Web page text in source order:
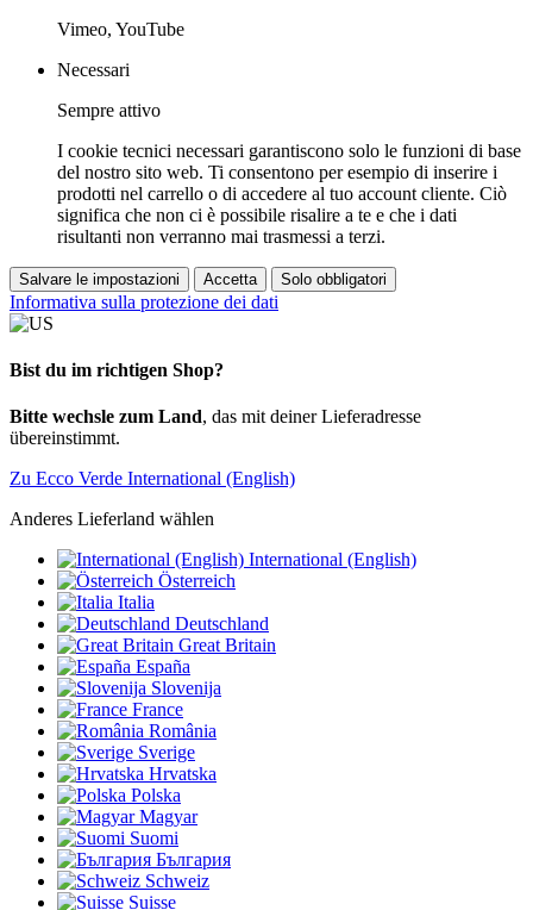
Vimeo, YouTube
Necessari
Sempre attivo
I cookie tecnici necessari garantiscono solo le funzioni di base
del nostro sito web. Ti consentono per esempio di inserire i
prodotti nel carrello o di accedere al tuo account cliente. Ciò
significa che non ci è possibile risalire a te e che i dati
risultanti non verranno mai trasmessi a terzi.
Salvare le impostazioni Accetta Solo obbligatori
Informativa sulla protezione dei dati
Bist du im richtigen Shop?
Bitte wechsle zum Land, das mit deiner Lieferadresse
übereinstimmt.
Zu Ecco Verde International (English)
Anderes Lieferland wählen
International (English)
Österreich
Italia
Deutschland
Great Britain
España
Slovenija
France
România
Sverige
Hrvatska
Polska
Magyar
Suomi
България
Schweiz
Suisse